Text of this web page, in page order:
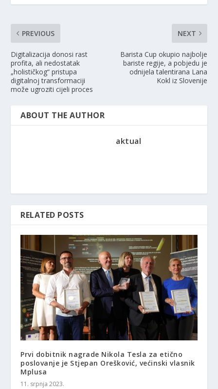
PREVIOUS
Digitalizacija donosi rast
profita, ali nedostatak
„holističkog“ pristupa
digitalnoj transformaciji
može ugroziti cijeli proces
NEXT
Barista Cup okupio najbolje
bariste regije, a pobjedu je
odnijela talentirana Lana
Kokl iz Slovenije
ABOUT THE AUTHOR
aktual
RELATED POSTS
Prvi dobitnik nagrade Nikola Tesla za etično
poslovanje je Stjepan Orešković, većinski vlasnik
Mplusa
11. srpnja 2023.